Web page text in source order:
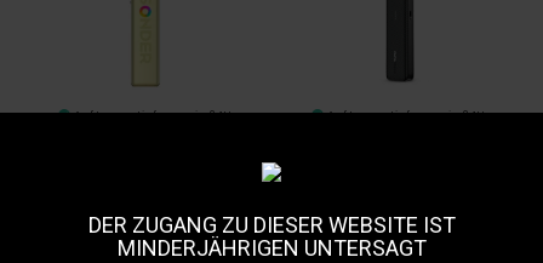
DER ZUGANG ZU DIESER WEBSITE IST
MINDERJÄHRIGEN UNTERSAGT
Auf Lager • Lieferung in 24H Auf Lager • Lieferung in 24H